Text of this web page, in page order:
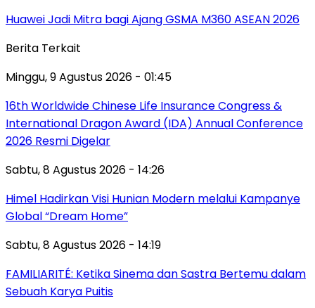
Huawei Jadi Mitra bagi Ajang GSMA M360 ASEAN 2026
Berita Terkait
Minggu, 9 Agustus 2026 - 01:45
16th Worldwide Chinese Life Insurance Congress &
International Dragon Award (IDA) Annual Conference
2026 Resmi Digelar
Sabtu, 8 Agustus 2026 - 14:26
Himel Hadirkan Visi Hunian Modern melalui Kampanye
Global “Dream Home”
Sabtu, 8 Agustus 2026 - 14:19
FAMILIARITÉ: Ketika Sinema dan Sastra Bertemu dalam
Sebuah Karya Puitis